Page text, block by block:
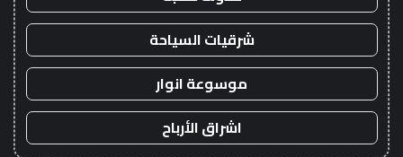
شرقيات السياحة
موسوعة انوار
اشراق الأرباح